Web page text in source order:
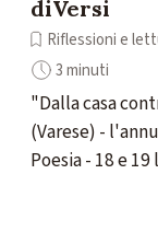
diVersi
Riflessioni e
3 minuti
"Dalla casa
(Varese) -
Poesia - 18 e